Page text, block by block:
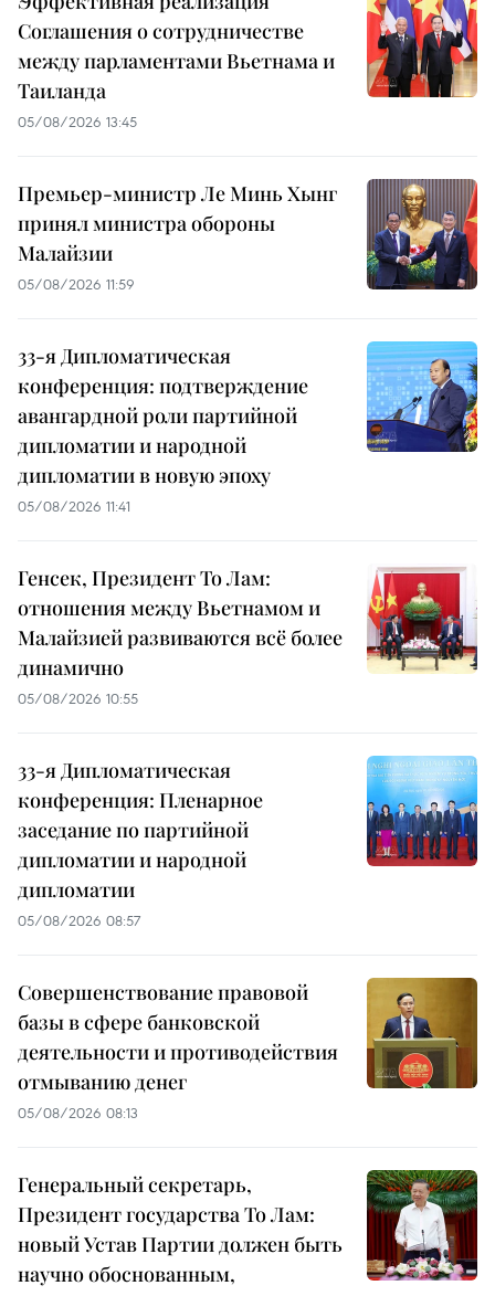
Соглашения о сотрудничестве
между парламентами Вьетнама и
Таиланда
05/08/2026 13:45
Премьер-министр Ле Минь Хынг
принял министра обороны
Малайзии
05/08/2026 11:59
33-я Дипломатическая
конференция: подтверждение
авангардной роли партийной
дипломатии и народной
дипломатии в новую эпоху
05/08/2026 11:41
Генсек, Президент То Лам:
отношения между Вьетнамом и
Малайзией развиваются всё более
динамично
05/08/2026 10:55
33-я Дипломатическая
конференция: Пленарное
заседание по партийной
дипломатии и народной
дипломатии
05/08/2026 08:57
Совершенствование правовой
базы в сфере банковской
деятельности и противодействия
отмыванию денег
05/08/2026 08:13
Генеральный секретарь,
Президент государства То Лам:
новый Устав Партии должен быть
научно обоснованным,